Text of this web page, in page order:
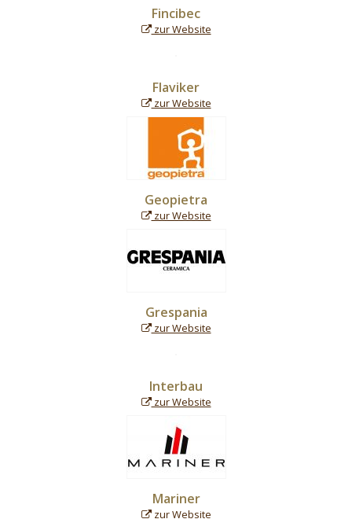
Fincibec
zur Website
Flaviker
zur Website
Geopietra
zur Website
Grespania
zur Website
Interbau
zur Website
Mariner
zur Website